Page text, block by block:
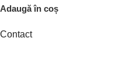
Adaugă în coș
Contact